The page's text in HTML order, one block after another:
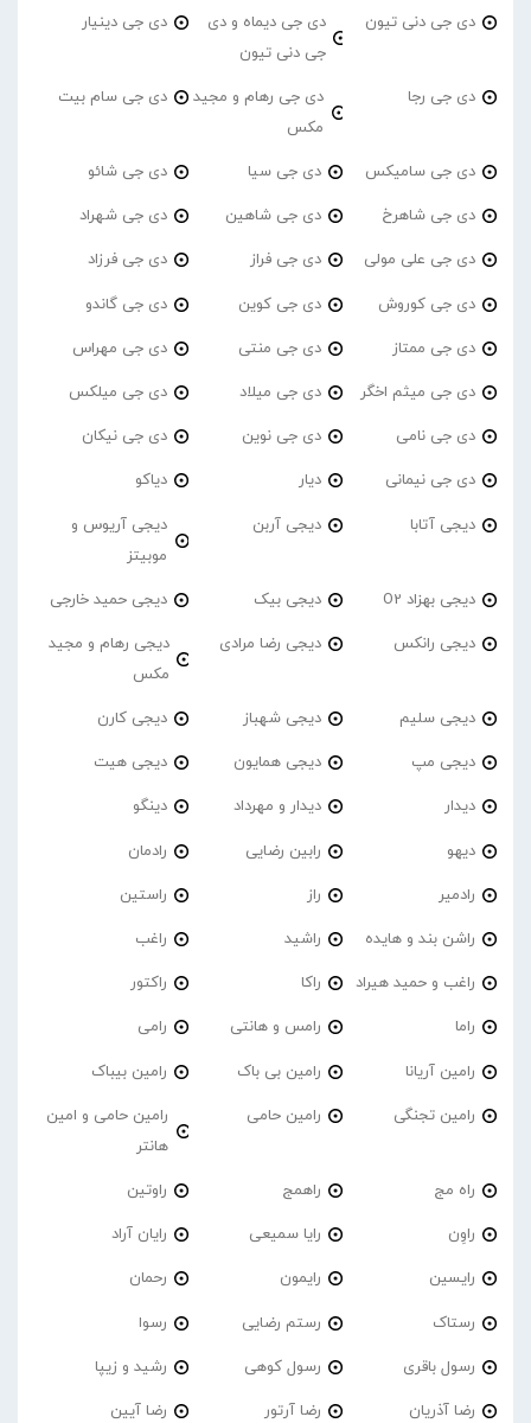
دی جی دنی تیون
دی جی دیماه و دی
جی دنی تیون
دی جی دینیار
دی جی رجا
دی جی رهام و مجید
مکس
دی جی سام بیت
دی جی سامیکس دی جی سیا دی جی شائو
دی جی شاهرخ دی جی شاهین دی جی شهراد
دی جی علی مولی دی جی فراز دی جی فرزاد
دی جی کوروش دی جی کوین دی جی گاندو
دی جی ممتاز دی جی منتی دی جی مهراس
دی جی میثم اخگر دی جی میلاد دی جی میلکس
دی جی نامی دی جی نوین دی جی نیکان
دی جی نیمانی دیار دیاکو
دیجی آتابا دیجی آربن
دیجی آریوس و
موبیتز
دیجی بهزاد O2 دیجی بیک دیجی حمید خارجی
دیجی رانکس دیجی رضا مرادی
دیجی رهام و مجید
مکس
دیجی سلیم دیجی شهباز دیجی کارن
دیجی مپ دیجی همایون دیجی هیت
دیدار دیدار و مهرداد دینگو
دیهو رابین رضایی رادمان
رادمیر راز راستین
راشن بند و هایده راشید راغب
راغب و حمید هیراد راکا راکتور
راما رامس و هانتی رامی
رامین آریانا رامین بی باک رامین بیباک
رامین تجنگی رامین حامی
رامین حامی و امین
هانتر
راه مج راهمج راوتین
راوِن رایا سمیعی رایان آراد
رایسین رایمون رحمان
رستاک رستم رضایی رسوا
رسول باقری رسول کوهی رشید و زیپا
رضا آذریان رضا آرتور رضا آیین